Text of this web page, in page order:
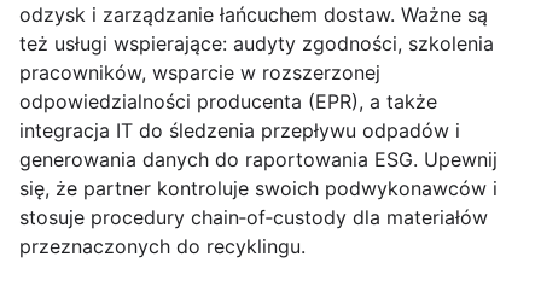
odzysk i zarządzanie łańcuchem dostaw. Ważne są
też usługi wspierające: audyty zgodności, szkolenia
pracowników, wsparcie w rozszerzonej
odpowiedzialności producenta (EPR), a także
integracja IT do śledzenia przepływu odpadów i
generowania danych do raportowania ESG. Upewnij
się, że partner kontroluje swoich podwykonawców i
stosuje procedury chain‑of‑custody dla materiałów
przeznaczonych do recyklingu.